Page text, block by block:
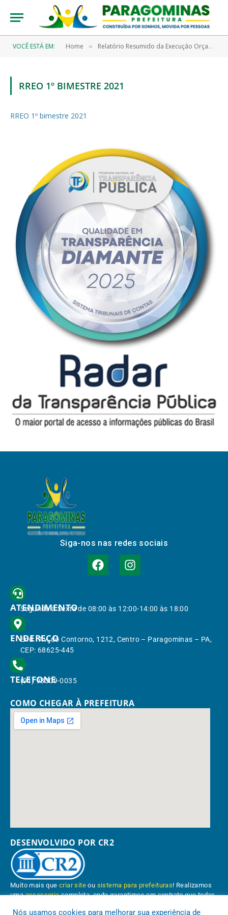
VOCÊ ESTÁ EM: Home » Relatório Resumido da Execução Orçamentária (RREO)
RREO 1º BIMESTRE 2021
RREO 1º bimestre 2021
Siga-nos nas redes sociais
ATENDIMENTO
Segunda à Sexta de 08:00 às 12:00-14:00 às 18:00
ENDEREÇO
End.: Av. do Contorno, 1212, Centro – Paragominas – PA,
CEP: 68625-445
TELEFONE
(91) 98309-0035
COMO CHEGAR À PREFEITURA
DESENVOLVIDO POR CR2
Muito mais quecriar site ou sistema para prefeituras! Realizamos
umaassessoriacompleta, onde garantimos em contrato que todas
Nós usamos cookies para melhorar sua experiência de